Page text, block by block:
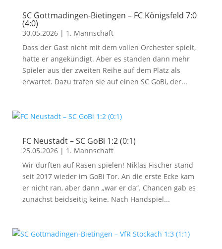
SC Gottmadingen-Bietingen – FC Königsfeld 7:0
(4:0)
30.05.2026| 1. Mannschaft
Dass der Gast nicht mit dem vollen Orchester spielt,
hatte er angekündigt. Aber es standen dann mehr
Spieler aus der zweiten Reihe auf dem Platz als
erwartet. Dazu trafen sie auf einen SC GoBi, der...
FC Neustadt – SC GoBi 1:2 (0:1)
25.05.2026| 1. Mannschaft
Wir durften auf Rasen spielen! Niklas Fischer stand
seit 2017 wieder im GoBi Tor. An die erste Ecke kam
er nicht ran, aber dann „war er da“. Chancen gab es
zunächst beidseitig keine. Nach Handspiel...